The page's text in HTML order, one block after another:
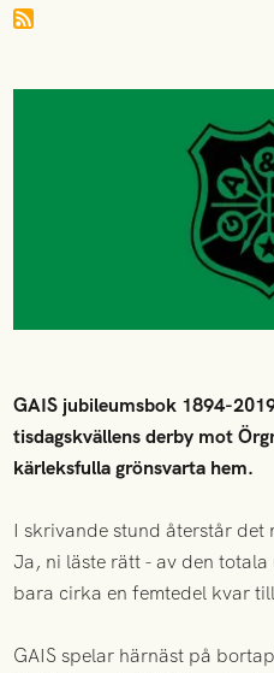
GAIS jubileumsbok 1894-
tisdagskvällens derby mot
kärleksfulla grönsvarta hem.
I skrivande stund återstår det
Ja, ni läste rätt - av den
bara cirka en femtedel kvar
GAIS spelar härnäst på